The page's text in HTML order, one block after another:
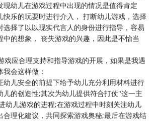
现幼儿在游戏过程中出现的情况是值得肯定
快乐的玩耍时进行介入， 打断幼儿游戏，选择
选择了以以现实代言人的身份进行指导，容易
中的想象， 丧失游戏的兴趣，因此是不怡当
应合理支持和指导游戏的开展，如果是我遇
会这样做：
儿安全的前提下给予幼儿充分利用材料进行
儿的创造性;其次为幼儿提供符合打仗"这一主
幼儿游戏的进程;在游戏过程中时刻关注幼儿
合理化建议，共同探索游戏奥秘;最后在游戏结